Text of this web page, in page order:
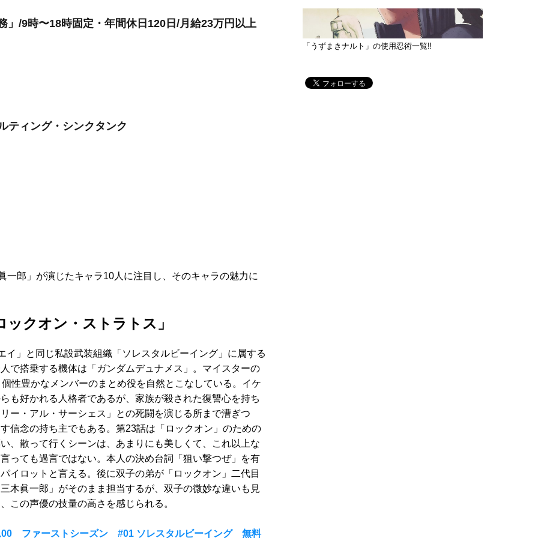
」/9時〜18時固定・年間休日120日/月給23万円以上
ティング・シンクタンク
郎」が演じたキャラ10人に注目し、そのキャラの魅力に
クオン・ストラトス」
イ」と同じ私設武装組織「ソレスタルビーイング」に属する
で搭乗する機体は「ガンダムデュナメス」。マイスターの
性豊かなメンバーのまとめ役を自然とこなしている。イケ
も好かれる人格者であるが、家族が殺された復讐心を持ち
ー・アル・サーシェス」との死闘を演じる所まで漕ぎつ
信念の持ち主でもある。第23話は「ロックオン」のための
、散って行くシーンは、あまりにも美しくて、これ以上な
っても過言ではない。本人の決め台詞「狙い撃つぜ」を有
イロットと言える。後に双子の弟が「ロックオン」二代目
木眞一郎」がそのまま担当するが、双子の微妙な違いも見
この声優の技量の高さを感じられる。
ファーストシーズン #01 ソレスタルビーイング 無料
「うずまきナルト」の使用忍術一覧‼